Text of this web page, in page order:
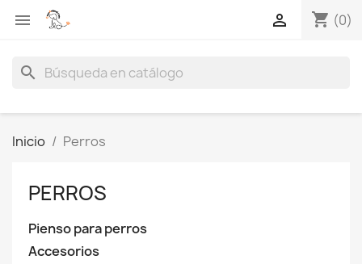
 shopping_cart (0)

search
Inicio Perros
PERROS
Pienso para perros
Accesorios